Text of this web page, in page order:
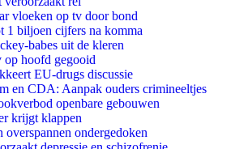
vloeken op tv door bond
1 biljoen cijfers na komma
babes uit de kleren
hoofd gegooid
EU-drugs discussie
en CDA: Aanpak ouders crimineeltjes
openbare gebouwen
krijgt klappen
overspannen ondergedoken